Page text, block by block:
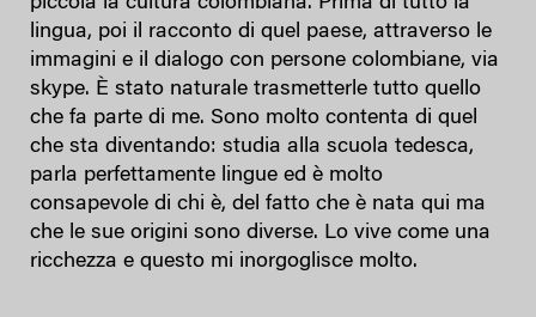
lingua, poi il racconto di quel paese, attraverso le
immagini e il dialogo con persone colombiane, via
skype. È stato naturale trasmetterle tutto quello
che fa parte di me. Sono molto contenta di quel
che sta diventando: studia alla scuola tedesca,
parla perfettamente lingue ed è molto
consapevole di chi è, del fatto che è nata qui ma
che le sue origini sono diverse. Lo vive come una
ricchezza e questo mi inorgoglisce molto.